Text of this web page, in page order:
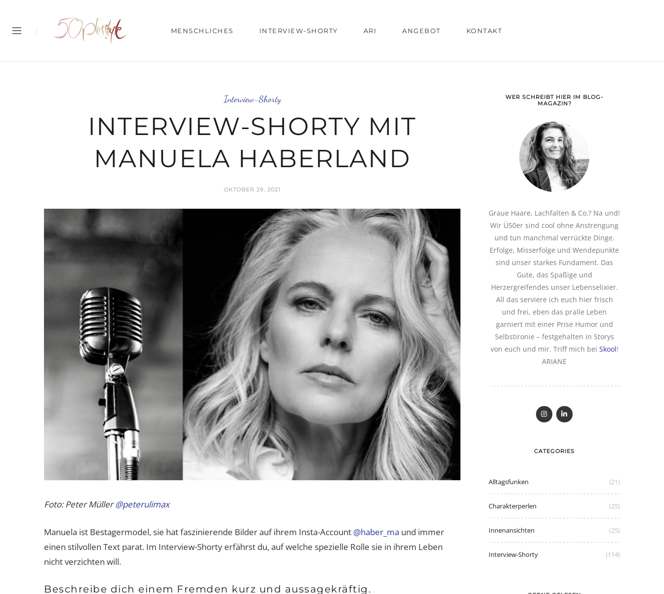
MENSCHLICHES INTERVIEW-SHORTY ARI ANGEBOT KONTAKT
Interview-Shorty
INTERVIEW-SHORTY MIT
MANUELA HABERLAND
OKTOBER 29, 2021
Foto: Peter Müller@peterulimax
Manuela ist Bestagermodel, sie hat faszinierende Bilder auf ihrem Insta-Account @haber_ma und immer
einen stilvollen Text parat. Im Interview-Shorty erfährst du, auf welche spezielle Rolle sie in ihrem Leben
nicht verzichten will.
Beschreibe dich einem Fremden kurz und aussagekräftig.
WER SCHREIBT HIER IM BLOG-
MAGAZIN?
Graue Haare, Lachfalten & Co.? Na und!
Wir Ü50er sind cool ohne Anstrengung
und tun manchmal verrückte Dinge.
Erfolge, Misserfolge und Wendepunkte
sind unser starkes Fundament. Das
Gute, das Spaßige und
Herzergreifendes unser Lebenselixier.
All das serviere ich euch hier frisch
und frei, eben das pralle Leben
garniert mit einer Prise Humor und
Selbstironie – festgehalten in Storys
von euch und mir. Triff mich bei Skool!
ARIANE
CATEGORIES
Alltagsfunken (21)
Charakterperlen (25)
Innenansichten (25)
Interview-Shorty (114)